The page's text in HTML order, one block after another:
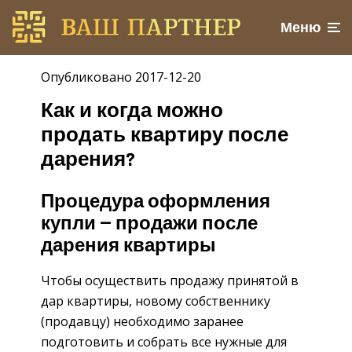
Меню
Опубликовано 2017-12-20
Как и когда можно
продать квартиру после
дарения?
Процедура оформления
купли — продажи после
дарения квартиры
Чтобы осуществить продажу принятой в
дар квартиры, новому собственнику
(продавцу) необходимо заранее
подготовить и собрать все нужные для